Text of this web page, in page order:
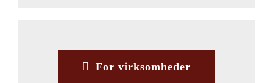
For virksomheder